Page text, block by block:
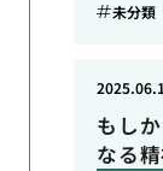
未分類
もし
なる